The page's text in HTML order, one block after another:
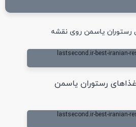
رستوران یاسمن روی نقشه
غذاهای رستوران یاسمن